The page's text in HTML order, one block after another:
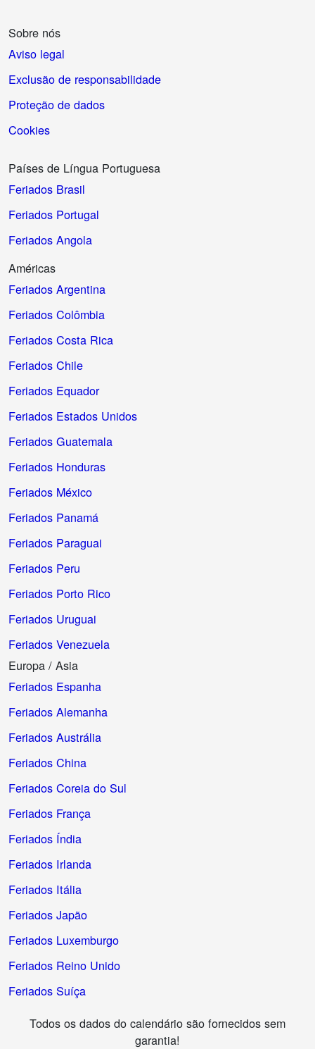
Sobre nós
Aviso legal
Exclusão de responsabilidade
Proteção de dados
Cookies
Países de Língua Portuguesa
Feriados Brasil
Feriados Portugal
Feriados Angola
Américas
Feriados Argentina
Feriados Colômbia
Feriados Costa Rica
Feriados Chile
Feriados Equador
Feriados Estados Unidos
Feriados Guatemala
Feriados Honduras
Feriados México
Feriados Panamá
Feriados Paraguai
Feriados Peru
Feriados Porto Rico
Feriados Uruguai
Feriados Venezuela
Europa / Asia
Feriados Espanha
Feriados Alemanha
Feriados Austrália
Feriados China
Feriados Coreia do Sul
Feriados França
Feriados Índia
Feriados Irlanda
Feriados Itália
Feriados Japão
Feriados Luxemburgo
Feriados Reino Unido
Feriados Suíça
Todos os dados do calendário são fornecidos sem
garantia!